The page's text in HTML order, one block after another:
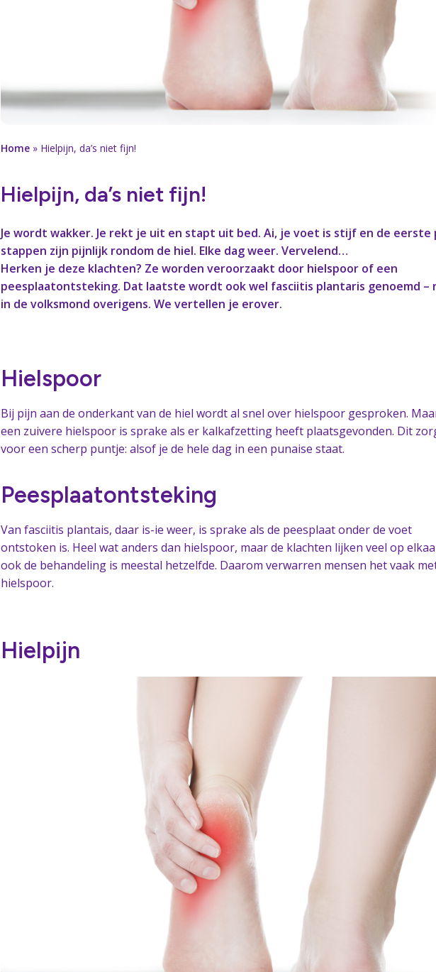
Home » Hielpijn, da’s niet fijn!
Hielpijn, da’s niet fijn!
Je wordt wakker. Je rekt je uit en stapt uit bed. Ai, je voet is stijf en de eerste
stappen zijn pijnlijk rondom de hiel. Elke dag weer. Vervelend…
Herken je deze klachten? Ze worden veroorzaakt door hielspoor of een
peesplaatontsteking. Dat laatste wordt ook wel fasciitis plantaris genoemd –
in de volksmond overigens. We vertellen je erover.
Hielspoor
Bij pijn aan de onderkant van de hiel wordt al snel over hielspoor gesproken.
een zuivere hielspoor is sprake als er kalkafzetting heeft plaatsgevonden. Dit
voor een scherp puntje: alsof je de hele dag in een punaise staat.
Peesplaatontsteking
Van fasciitis plantais, daar is-ie weer, is sprake als de peesplaat onder de voet
ontstoken is. Heel wat anders dan hielspoor, maar de klachten lijken veel op
ook de behandeling is meestal hetzelfde. Daarom verwarren mensen het vaak
hielspoor.
Hielpijn